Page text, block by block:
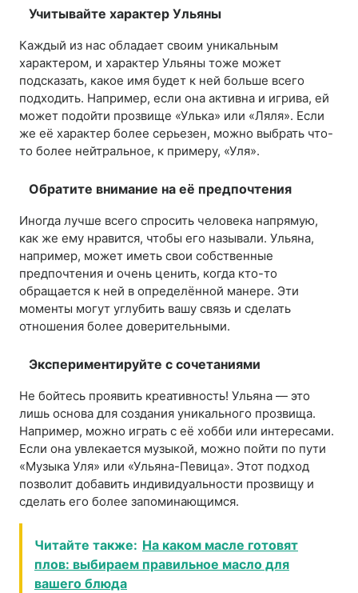
Учитывайте характер Ульяны
Каждый из нас обладает своим уникальным
характером, и характер Ульяны тоже может
подсказать, какое имя будет к ней больше всего
подходить. Например, если она активна и игрива, ей
может подойти прозвище «Улька» или «Ляля». Если
же её характер более серьезен, можно выбрать что-
то более нейтральное, к примеру, «Уля».
Обратите внимание на её предпочтения
Иногда лучше всего спросить человека напрямую,
как же ему нравится, чтобы его называли. Ульяна,
например, может иметь свои собственные
предпочтения и очень ценить, когда кто-то
обращается к ней в определённой манере. Эти
моменты могут углубить вашу связь и сделать
отношения более доверительными.
Экспериментируйте с сочетаниями
Не бойтесь проявить креативность! Ульяна — это
лишь основа для создания уникального прозвища.
Например, можно играть с её хобби или интересами.
Если она увлекается музыкой, можно пойти по пути
«Музыка Уля» или «Ульяна-Певица». Этот подход
позволит добавить индивидуальности прозвищу и
сделать его более запоминающимся.
Читайте также: На каком масле готовят
плов: выбираем правильное масло для
вашего блюда